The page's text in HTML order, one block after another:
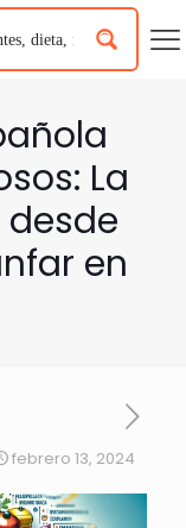
La
desde
en
febrero 13, 2024